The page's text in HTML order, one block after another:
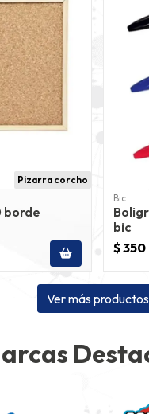
Pizarra corcho
borde
Bic
bic
$ 350
Ver más productos